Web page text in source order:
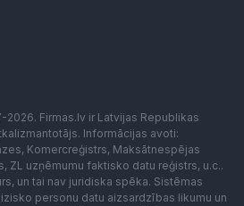
Firmas.lv ir Latvijas Republikas
Informācijas avoti:
Komercreģistrs, Maksātnespējas
ZL uzņēmumu faktisko datu reģistrs, u.c..
un tai nav juridiska spēka. Sistēmas
personu datu aizsardzības likumu un